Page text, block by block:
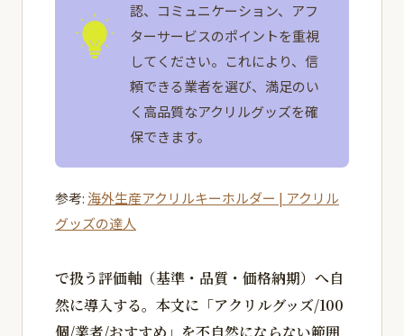
認、コミュニケーション、アフ
ターサービスのポイントを重視
してください。これにより、信
頼できる業者を選び、満足のい
く高品質なアクリルグッズを確
保できます。
参考:海外生産アクリルキーホルダー | アクリル
グッズの達人
で扱う評価軸（基準・品質・価格納期）へ自
然に導入する。本文に「アクリルグッズ/100